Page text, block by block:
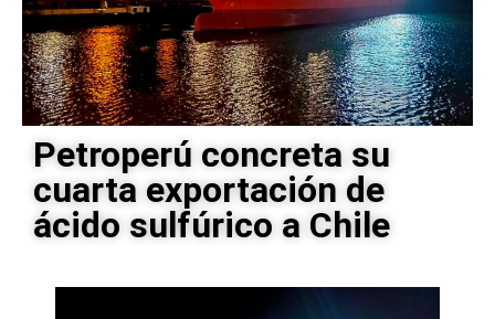
Petroperú concreta su
cuarta exportación de
ácido sulfúrico a Chile